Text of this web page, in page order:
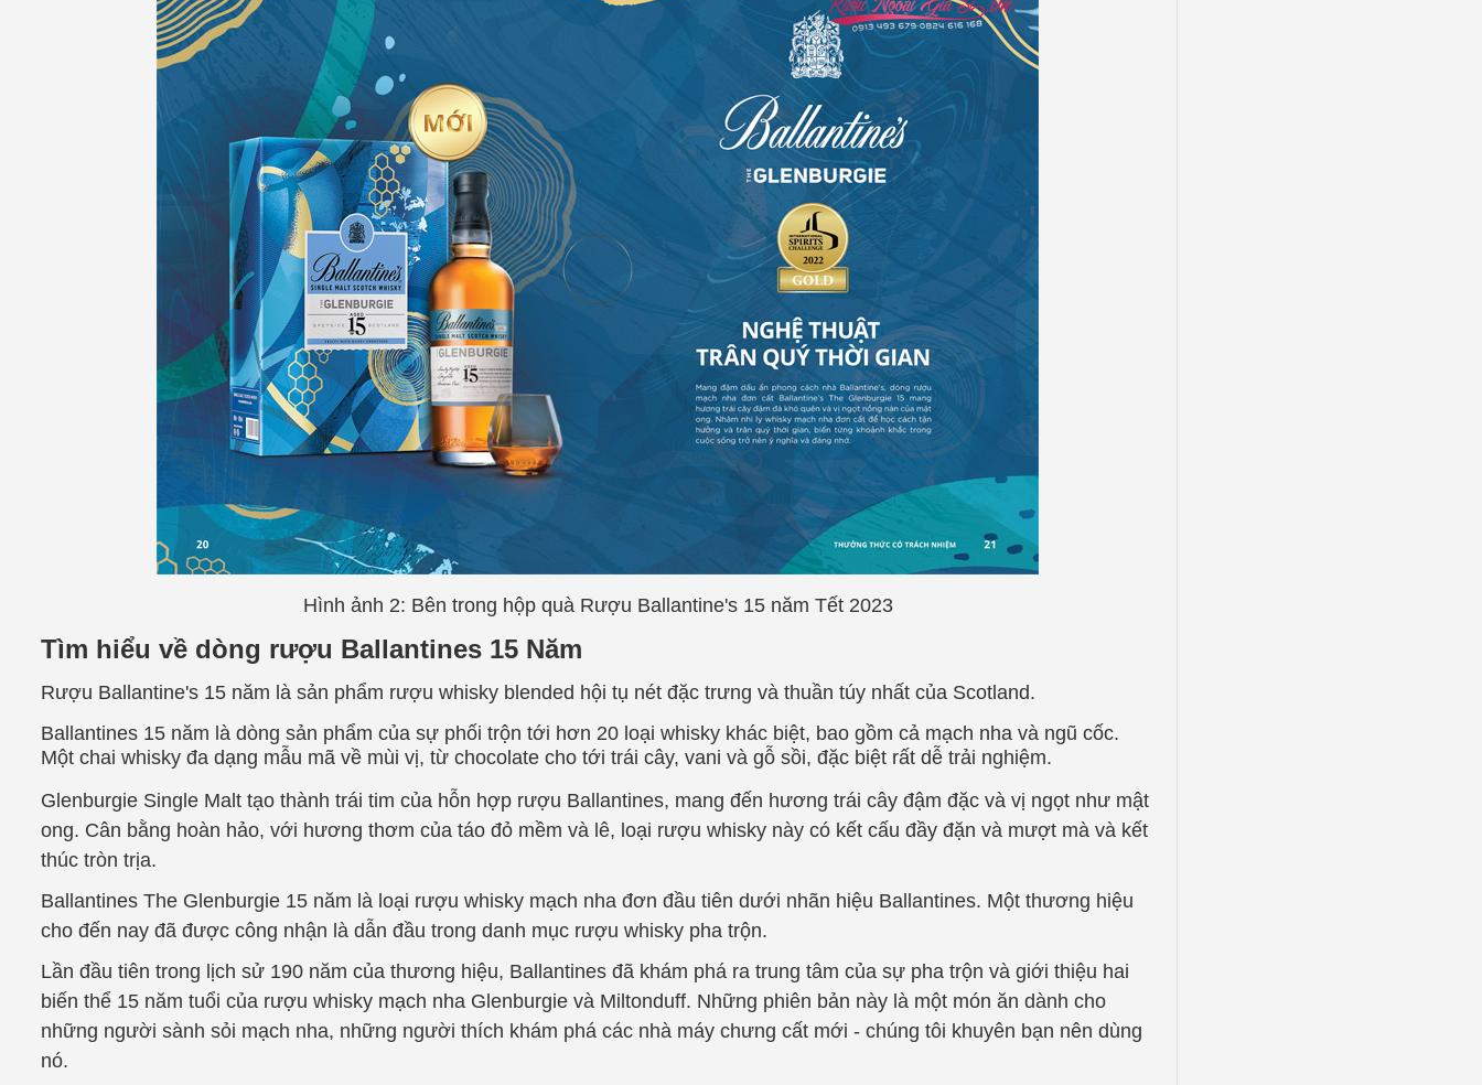
Hình ảnh 2: Bên trong hộp quà Rượu Ballantine's 15 năm Tết 2023
Tìm hiểu về dòng rượu Ballantines 15 Năm
Rượu Ballantine's 15 năm là sản phẩm rượu whisky blended hội tụ nét đặc trưng và thuần túy nhất của Scotland.
Ballantines 15 năm là dòng sản phẩm của sự phối trộn tới hơn 20 loại whisky khác biệt, bao gồm cả mạch nha và ngũ cốc.
Một chai whisky đa dạng mẫu mã về mùi vị, từ chocolate cho tới trái cây, vani và gỗ sồi, đặc biệt rất dễ trải nghiệm.
Glenburgie Single Malt tạo thành trái tim của hỗn hợp rượu Ballantines, mang đến hương trái cây đậm đặc và vị ngọt như mật
ong. Cân bằng hoàn hảo, với hương thơm của táo đỏ mềm và lê, loại rượu whisky này có kết cấu đầy đặn và mượt mà và kết
thúc tròn trịa.
Ballantines The Glenburgie 15 năm là loại rượu whisky mạch nha đơn đầu tiên dưới nhãn hiệu Ballantines. Một thương hiệu
cho đến nay đã được công nhận là dẫn đầu trong danh mục rượu whisky pha trộn.
Lần đầu tiên trong lịch sử 190 năm của thương hiệu, Ballantines đã khám phá ra trung tâm của sự pha trộn và giới thiệu hai
biến thể 15 năm tuổi của rượu whisky mạch nha Glenburgie và Miltonduff. Những phiên bản này là một món ăn dành cho
những người sành sỏi mạch nha, những người thích khám phá các nhà máy chưng cất mới - chúng tôi khuyên bạn nên dùng
nó.